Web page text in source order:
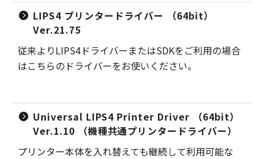
LIPS4 プリンタードライバー （64bit）
Ver.21.75
従来よりLIPS4ドライバーまたはSDKをご利用の場合
はこちらのドライバーをお使いください。
Universal LIPS4 Printer Driver （64bit）
Ver.1.10 （機種共通プリンタードライバー）
プリンター本体を入れ替えても継続して利用可能な